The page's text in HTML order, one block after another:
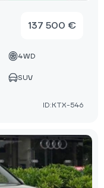
137 500 €
4WD
SUV
ID:KTX-546